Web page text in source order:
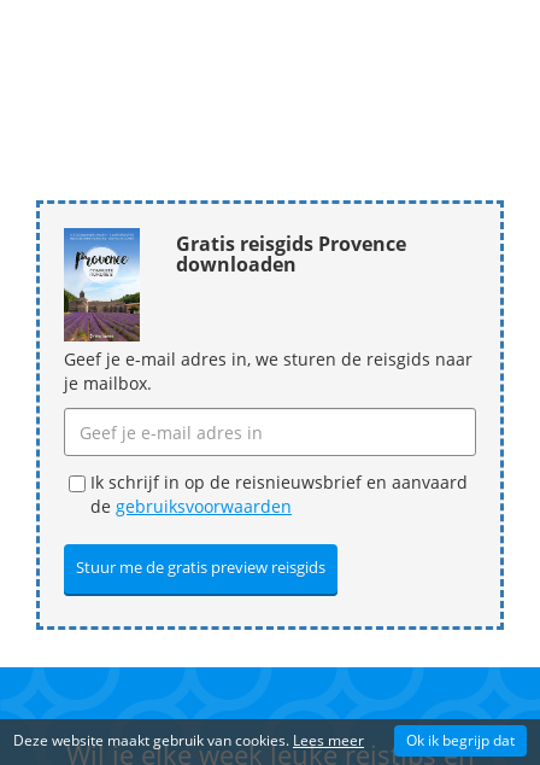
Gratis reisgids Provence
downloaden
Geef je e-mail adres in, we sturen de reisgids naar
je mailbox.
Ik schrijf in op de reisnieuwsbrief en aanvaard
de gebruiksvoorwaarden
Wil je elke week leuke reistips en
Deze website maakt gebruik van cookies. Lees meer Ok ik begrijp dat